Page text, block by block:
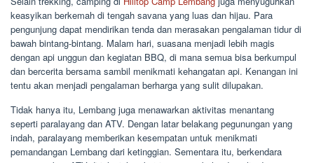
keasyikan berkemah di tengah savana yang luas dan hijau. Para
pengunjung dapat mendirikan tenda dan merasakan pengalaman tidur di
bawah bintang-bintang. Malam hari, suasana menjadi lebih magis
dengan api unggun dan kegiatan BBQ, di mana semua bisa berkumpul
dan bercerita bersama sambil menikmati kehangatan api. Kenangan ini
tentu akan menjadi pengalaman berharga yang sulit dilupakan.
Tidak hanya itu, Lembang juga menawarkan aktivitas menantang
seperti paralayang dan ATV. Dengan latar belakang pegunungan yang
indah, paralayang memberikan kesempatan untuk menikmati
pemandangan Lembang dari ketinggian. Sementara itu, berkendara